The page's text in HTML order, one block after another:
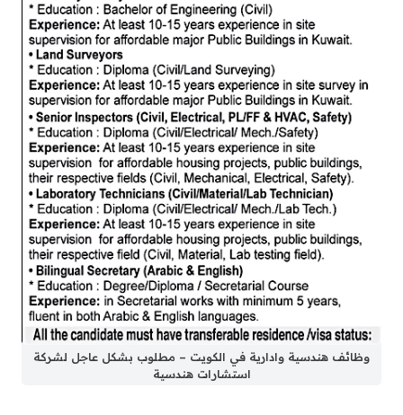
وظائف هندسية وادارية في الكويت – مطلوب بشكل عاجل لشركة
استشارات هندسية